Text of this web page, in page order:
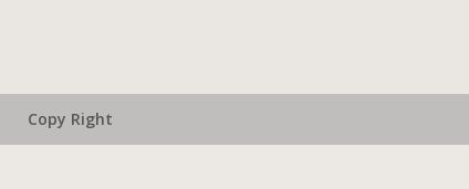
Copy Right